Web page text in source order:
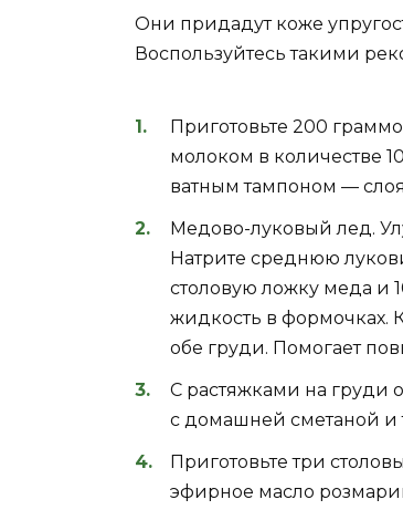
Они придадут коже
Воспользуйтесь такими
Приготовьте 200
молоком в количестве
ватным тампоном —
Медово-луковый лед.
Натрите среднюю
столовую ложку меда и
жидкость в формочках.
обе груди. Помогает
С растяжками на груди
с домашней сметаной и
Приготовьте три
эфирное масло